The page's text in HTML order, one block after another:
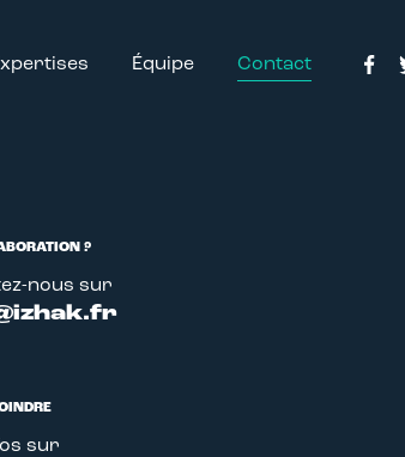
Équipe Contact
?
nous sur
sur